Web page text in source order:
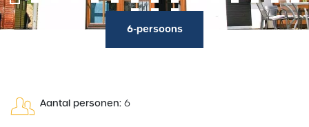
6-persoons
Aantal personen: 6